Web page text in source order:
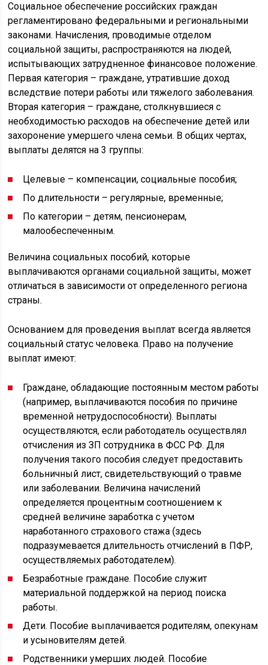
Социальное обеспечение российских граждан
регламентировано федеральными и региональными
законами. Начисления, проводимые отделом
социальной защиты, распространяются на людей,
испытывающих затрудненное финансовое положение.
Первая категория – граждане, утратившие доход
вследствие потери работы или тяжелого заболевания.
Вторая категория – граждане, столкнувшиеся с
необходимостью расходов на обеспечение детей или
захоронение умершего члена семьи. В общих чертах,
выплаты делятся на 3 группы:
Целевые – компенсации, социальные пособия;
По длительности – регулярные, временные;
По категории – детям, пенсионерам,
малообеспеченным.
Величина социальных пособий, которые
выплачиваются органами социальной защиты, может
отличаться в зависимости от определенного региона
страны.
Основанием для проведения выплат всегда является
социальный статус человека. Право на получение
выплат имеют:
Граждане, обладающие постоянным местом работы
(например, выплачиваются пособия по причине
временной нетрудоспособности). Выплаты
осуществляются, если работодатель осуществлял
отчисления из ЗП сотрудника в ФСС РФ. Для
получения такого пособия следует предоставить
больничный лист, свидетельствующий о травме
или заболевании. Величина начислений
определяется процентным соотношением к
средней величине заработка с учетом
наработанного страхового стажа (здесь
подразумевается длительность отчислений в ПФР,
осуществляемых работодателем).
Безработные граждане. Пособие служит
материальной поддержкой на период поиска
работы.
Дети. Пособие выплачивается родителям, опекунам
и усыновителям детей.
Родственники умерших людей. Пособие